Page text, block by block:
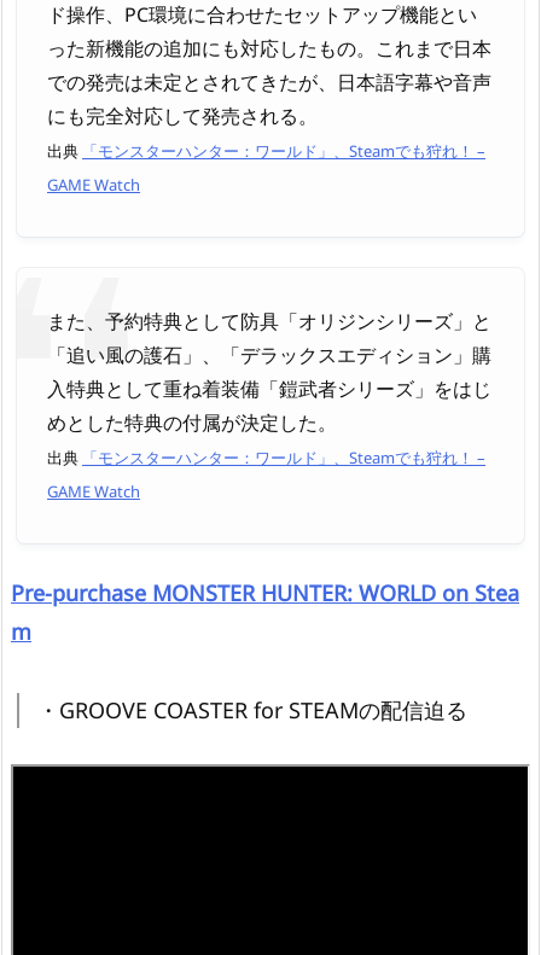
ド操作、PC環境に合わせたセットアップ機能とい
った新機能の追加にも対応したもの。これまで日本
での発売は未定とされてきたが、日本語字幕や音声
にも完全対応して発売される。
出典 「モンスターハンター：ワールド」、Steamでも狩れ！ –
GAME Watch
また、予約特典として防具「オリジンシリーズ」と
「追い風の護石」、「デラックスエディション」購
入特典として重ね着装備「鎧武者シリーズ」をはじ
めとした特典の付属が決定した。
出典 「モンスターハンター：ワールド」、Steamでも狩れ！ –
GAME Watch
Pre-purchase MONSTER HUNTER: WORLD on Stea
m
・GROOVE COASTER for STEAMの配信迫る